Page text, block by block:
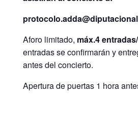
Aforo limitado, máx.4
entradas se confirmarán y
antes del concierto.
Apertura de puertas 1 hora